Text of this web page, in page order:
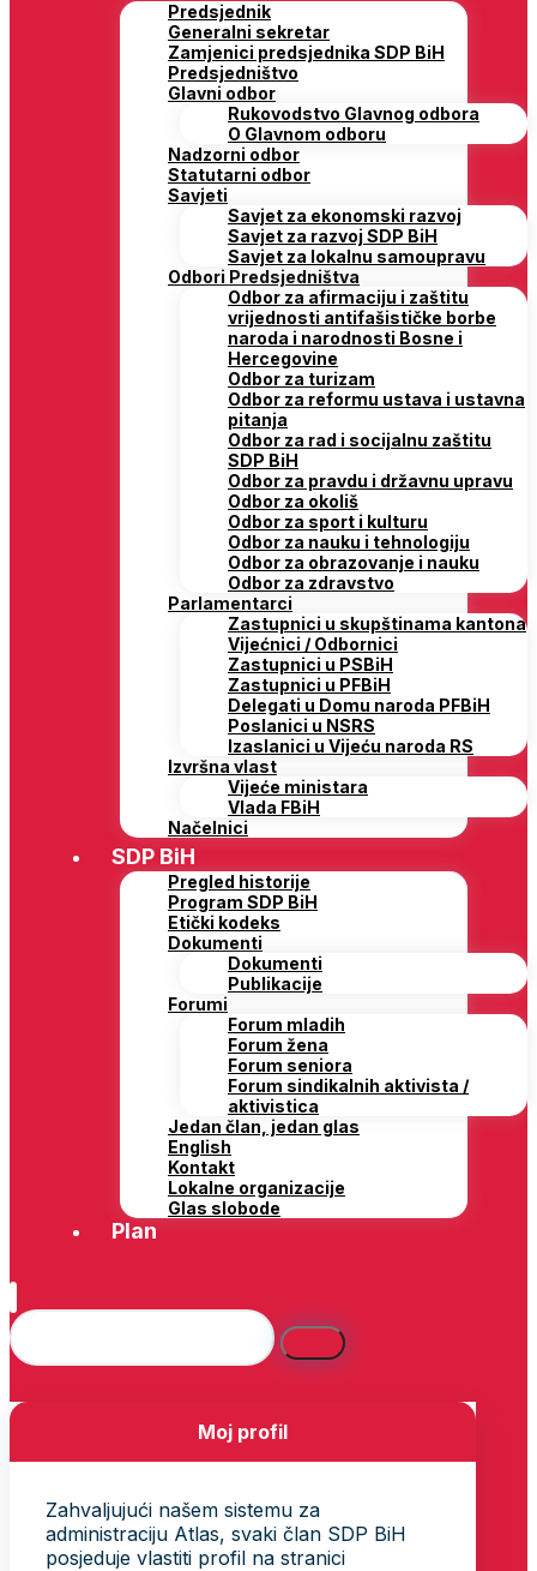
Predsjednik
Generalni sekretar
Zamjenici predsjednika SDP BiH
Predsjedništvo
Glavni odbor
Rukovodstvo Glavnog odbora
O Glavnom odboru
Nadzorni odbor
Statutarni odbor
Savjeti
Savjet za ekonomski razvoj
Savjet za razvoj SDP BiH
Savjet za lokalnu samoupravu
Odbori Predsjedništva
Odbor za afirmaciju i zaštitu
vrijednosti antifašističke borbe
naroda i narodnosti Bosne i
Hercegovine
Odbor za turizam
Odbor za reformu ustava i ustavna
pitanja
Odbor za rad i socijalnu zaštitu
SDP BiH
Odbor za pravdu i državnu upravu
Odbor za okoliš
Odbor za sport i kulturu
Odbor za nauku i tehnologiju
Odbor za obrazovanje i nauku
Odbor za zdravstvo
Parlamentarci
Zastupnici u skupštinama kantona
Vijećnici / Odbornici
Zastupnici u PSBiH
Zastupnici u PFBiH
Delegati u Domu naroda PFBiH
Poslanici u NSRS
Izaslanici u Vijeću naroda RS
Izvršna vlast
Vijeće ministara
Vlada FBiH
Načelnici
SDP BiH
Pregled historije
Program SDP BiH
Etički kodeks
Dokumenti
Dokumenti
Publikacije
Forumi
Forum mladih
Forum žena
Forum seniora
Forum sindikalnih aktivista /
aktivistica
Jedan član, jedan glas
English
Kontakt
Lokalne organizacije
Glas slobode
Plan
Moj profil
Zahvaljujući našem sistemu za
administraciju Atlas, svaki član SDP BiH
posjeduje vlastiti profil na stranici